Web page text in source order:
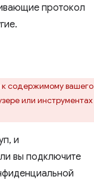
протокол
к содержимому вашего
или инструментах
и
вы подключите